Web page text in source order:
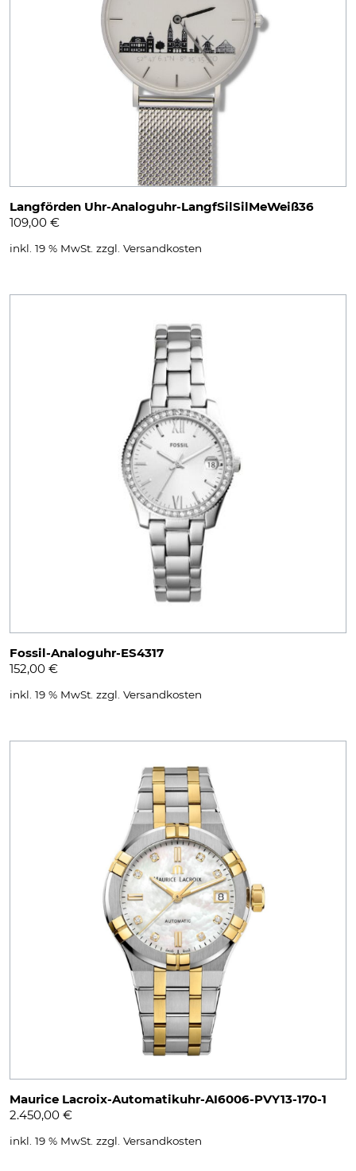
Langförden Uhr-Analoguhr-LangfSilSilMeWeiß36
109,00 €
inkl. 19 % MwSt. zzgl. Versandkosten
Fossil-Analoguhr-ES4317
152,00 €
inkl. 19 % MwSt. zzgl. Versandkosten
Maurice Lacroix-Automatikuhr-AI6006-PVY13-170-1
2.450,00 €
inkl. 19 % MwSt. zzgl. Versandkosten